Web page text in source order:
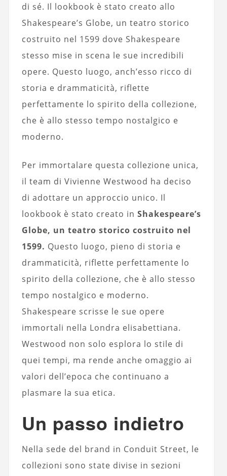
di sé. Il lookbook è stato creato allo
Shakespeare’s Globe, un teatro storico
costruito nel 1599 dove Shakespeare
stesso mise in scena le sue incredibili
opere. Questo luogo, anch’esso ricco di
storia e drammaticità, riflette
perfettamente lo spirito della collezione,
che è allo stesso tempo nostalgico e
moderno.
Per immortalare questa collezione unica,
il team di Vivienne Westwood ha deciso
di adottare un approccio unico. Il
lookbook è stato creato in Shakespeare’s
Globe, un teatro storico costruito nel
1599. Questo luogo, pieno di storia e
drammaticità, riflette perfettamente lo
spirito della collezione, che è allo stesso
tempo nostalgico e moderno.
Shakespeare scrisse le sue opere
immortali nella Londra elisabettiana.
Westwood non solo esplora lo stile di
quei tempi, ma rende anche omaggio ai
valori dell’epoca che continuano a
plasmare la sua etica.
Un passo indietro
Nella sede del brand in Conduit Street, le
collezioni sono state divise in sezioni